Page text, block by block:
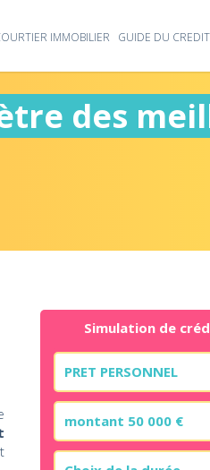
IMMOBILIER GUIDE DU CREDIT
des
Simulation de